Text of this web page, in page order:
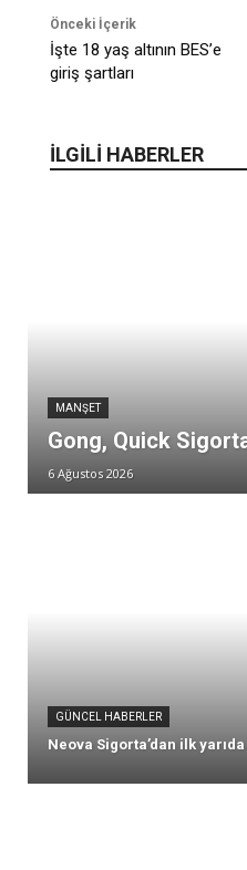
Önceki İçerik
İşte 18 yaş altının BES’e
giriş şartları
İLGİLİ HABERLER
MANŞET
Gong, Quick
6 Ağustos 2026
GÜNCEL HABERLER
Neova Sigorta’dan ilk